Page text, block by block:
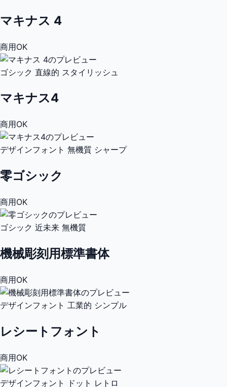
マキナス 4
商用OK
ゴシック 直線的 スタイリッシュ
マキナス4
商用OK
デザインフォント 無機質 シャープ
零ゴシック
商用OK
ゴシック 近未来 無機質
機械彫刻用標準書体
商用OK
デザインフォント 工業的 シンプル
レシートフォント
商用OK
デザインフォント ドット レトロ